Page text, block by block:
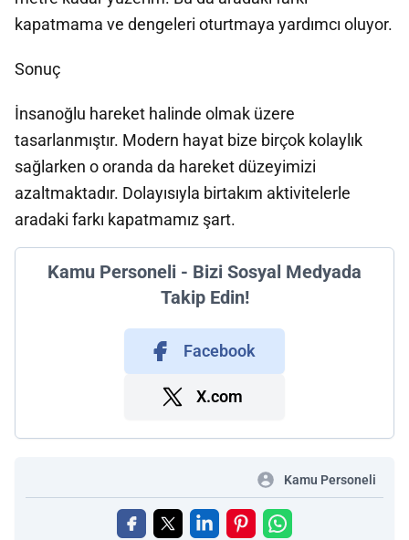
kapatmama ve dengeleri oturtmaya yardımcı oluyor.
Sonuç
İnsanoğlu hareket halinde olmak üzere
tasarlanmıştır. Modern hayat bize birçok kolaylık
sağlarken o oranda da hareket düzeyimizi
azaltmaktadır. Dolayısıyla birtakım aktivitelerle
aradaki farkı kapatmamız şart.
Kamu Personeli - Bizi Sosyal Medyada
Takip Edin!
Facebook
X.com
Kamu Personeli